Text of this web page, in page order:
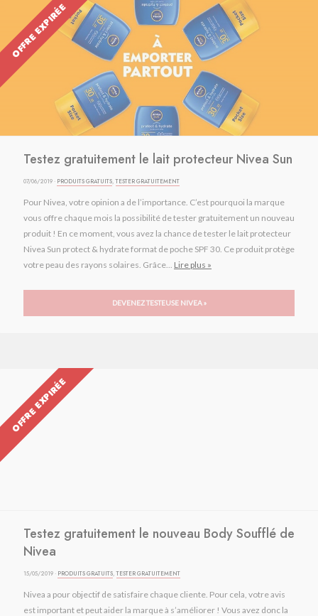
OFFRE EXPIRÉE
Testez gratuitement le lait protecteur Nivea Sun
07/06/2019 · PRODUITS GRATUITS,TESTER GRATUITEMENT
Pour Nivea, votre opinion a de l’importance. C’est pourquoi la marque
vous offre chaque mois la possibilité de tester gratuitement un nouveau
produit ! En ce moment, vous avez la chance de tester le lait protecteur
Nivea Sun protect & hydrate format de poche SPF 30. Ce produit protège
votre peau des rayons solaires. Grâce... Lire plus »
DEVENEZ TESTEUSE NIVEA »
OFFRE EXPIRÉE
Testez gratuitement le nouveau Body Soufflé de
Nivea
15/05/2019 · PRODUITS GRATUITS,TESTER GRATUITEMENT
Nivea a pour objectif de satisfaire chaque cliente. Pour cela, votre avis
est important et peut aider la marque à s’améliorer ! Vous avez donc la